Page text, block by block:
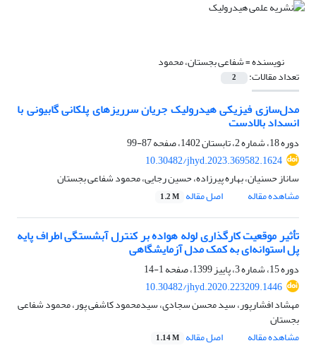
نویسنده =شفاعی بجستان، محمود
تعداد مقالات: 2
مدل‌سازی فیزیکی هیدرولیک جریان سرریزهای پلکانی گابیونی با
انسداد بالادست
دوره 18، شماره 2، تابستان 1402، صفحه
87-99
10.30482/jhyd.2023.369582.1624
ساناز حسنیان، بهاره پیرزاده، حسین رجایی، محمود شفاعی بجستان
مشاهده مقاله
اصل مقاله 1.2 M
تأثیر موقعیت کارگذاری لوله هواده بر کنترل آبشستگی اطراف پایه
پل استوانه‌ای به کمک مدل آزمایشگاهی
دوره 15، شماره 3، پاییز 1399، صفحه
1-14
10.30482/jhyd.2020.223209.1446
مهشاد افشارپور، سید محسن سجادی، سیدمحمود کاشفی پور، محمود شفاعی
بجستان
مشاهده مقاله
اصل مقاله 1.14 M